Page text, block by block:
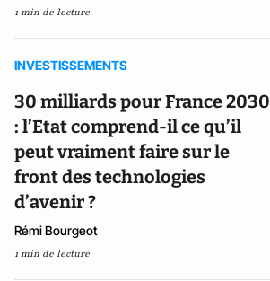
1 min de lecture
INVESTISSEMENTS
30 milliards pour France 2030
: l’Etat comprend-il ce qu’il
peut vraiment faire sur le
front des technologies
d’avenir ?
Rémi Bourgeot
1 min de lecture